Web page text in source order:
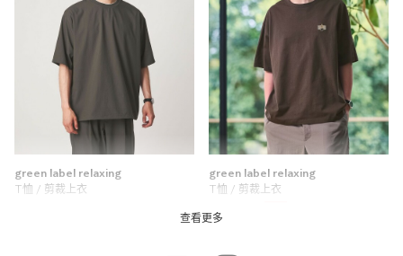
green label relaxing
T恤 / 剪裁上衣
green label relaxing
T恤 / 剪裁上衣
NTD1,106
查看更多